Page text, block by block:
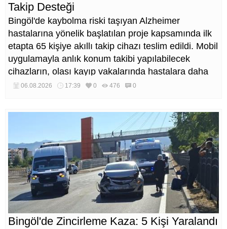
Takip Desteği
Bingöl'de kaybolma riski taşıyan Alzheimer
hastalarına yönelik başlatılan proje kapsamında ilk
etapta 65 kişiye akıllı takip cihazı teslim edildi. Mobil
uygulamayla anlık konum takibi yapılabilecek
cihazların, olası kayıp vakalarında hastalara daha
kısa sürede ulaşılmasını sağlaması hedefleniyor.
06.08.2026 17:39 0 476 0
Bingöl'de Zincirleme Kaza: 5 Kişi Yaralandı